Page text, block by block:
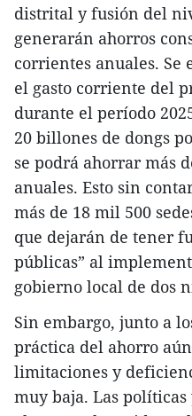
distrital y fusión del
generarán ahorros
corrientes anuales. Se
el gasto corriente del
durante el período
20 billones de dongs
se podrá ahorrar más
anuales. Esto sin
más de 18 mil 500
que dejarán de tener
públicas” al
gobierno local de dos
Sin embargo, junto a
práctica del ahorro
limitaciones y
muy baja. Las